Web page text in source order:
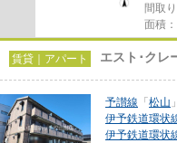
間取
面積
賃貸｜アパート エスト･クレ
予讃線 「 松山
伊予鉄道環状
伊予鉄道環状